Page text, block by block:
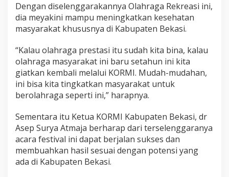
Dengan diselenggarakannya Olahraga Rekreasi ini,
dia meyakini mampu meningkatkan kesehatan
masyarakat khususnya di Kabupaten Bekasi.
“Kalau olahraga prestasi itu sudah kita bina, kalau
olahraga masyarakat ini baru setahun ini kita
giatkan kembali melalui KORMI. Mudah-mudahan,
ini bisa kita tingkatkan masyarakat untuk
berolahraga seperti ini,” harapnya.
Sementara itu Ketua KORMI Kabupaten Bekasi, dr
Asep Surya Atmaja berharap dari terselenggaranya
acara festival ini dapat berjalan sukses dan
membuahkan hasil sesuai dengan potensi yang
ada di Kabupaten Bekasi.